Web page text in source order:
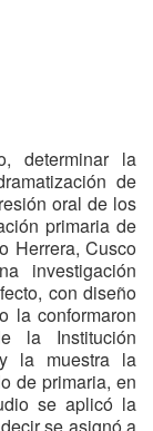
determinar la
de
oral de los
primaria de
Herrera, Cusco
investigación
con diseño
la conformaron
la Institución
la muestra la
de primaria, en
se aplicó la